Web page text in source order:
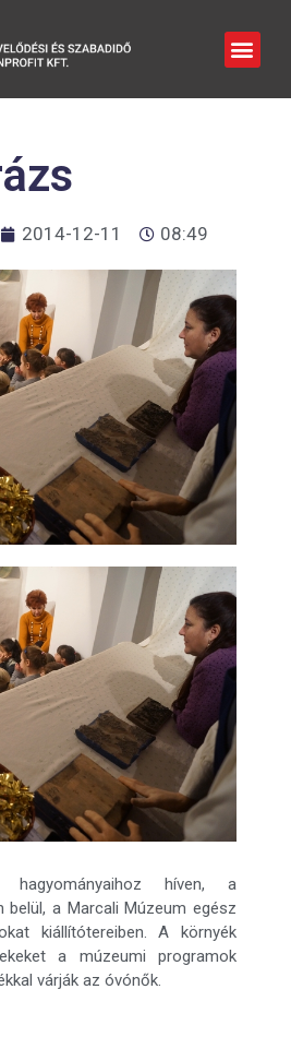
2014-12-11 08:49
híven, a
belül, a Marcali Múzeum egész
kiállítótereiben. A környék
a múzeumi programok
várják az óvónők.